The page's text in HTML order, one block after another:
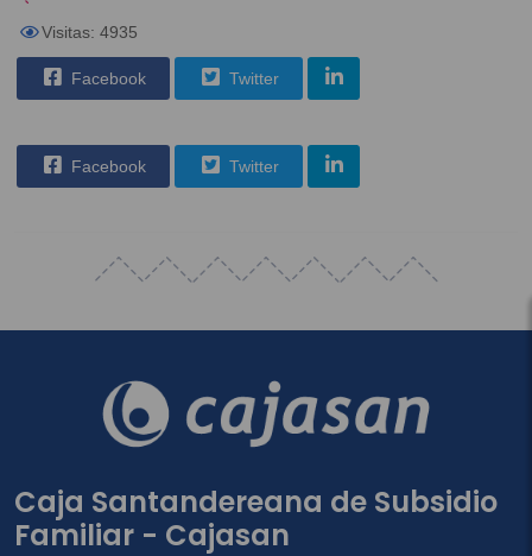
Visitas: 4935
Facebook Twitter
Facebook Twitter
Caja Santandereana de Subsidio
Familiar - Cajasan